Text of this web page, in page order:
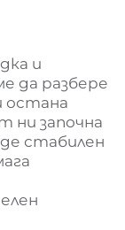
и
да разбере
остана
ни започна
стабилен